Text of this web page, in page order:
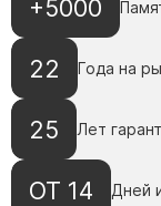
+5000
22 Года на
25 Лет
ОТ 14 Дней